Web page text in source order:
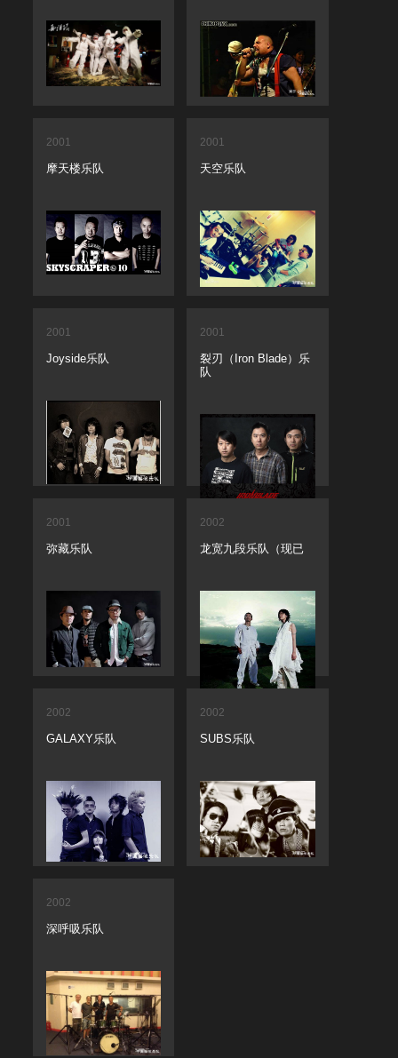
2001
摩天楼乐队
2001
天空乐队
2001
Joyside乐队
2001
裂刃（Iron Blade）乐
队
2001
弥藏乐队
2002
龙宽九段乐队（现已
2002
GALAXY乐队
2002
SUBS乐队
2002
深呼吸乐队